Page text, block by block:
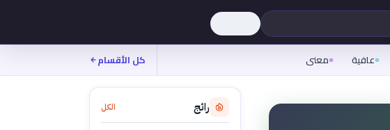
عافية معنى كل الأقسام
رائج الكل